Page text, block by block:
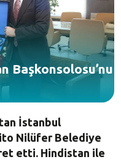
Başkonsolosu’nu
İstanbul
Nilüfer Belediye
etti. Hindistan ile